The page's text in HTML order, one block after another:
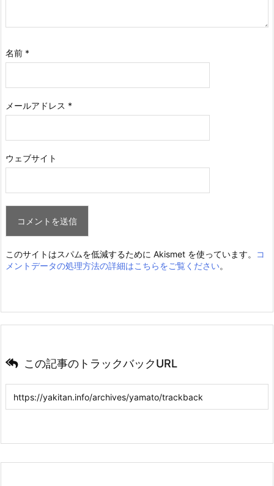
名前 *
メールアドレス *
ウェブサイト
このサイトはスパムを低減するために Akismet を使っています。
コ
メントデータの処理方法の詳細はこちらをご覧ください。
この記事のトラックバックURL